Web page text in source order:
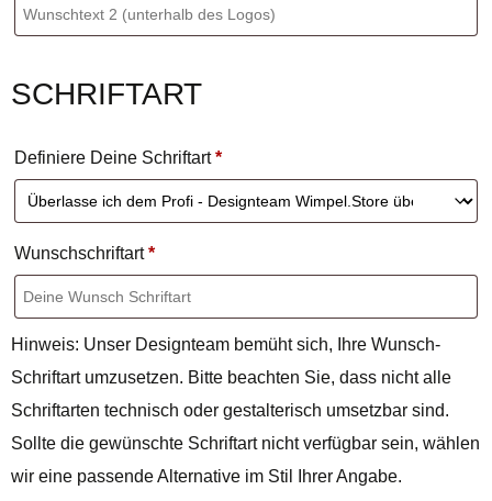
SCHRIFTART
Definiere Deine Schriftart*
Wunschschriftart*
Hinweis: Unser Designteam bemüht sich, Ihre Wunsch-
Schriftart umzusetzen. Bitte beachten Sie, dass nicht alle
Schriftarten technisch oder gestalterisch umsetzbar sind.
Sollte die gewünschte Schriftart nicht verfügbar sein, wählen
wir eine passende Alternative im Stil Ihrer Angabe.